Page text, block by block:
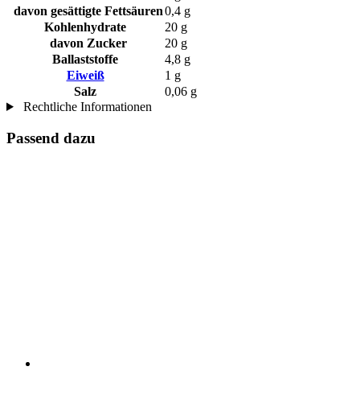
davon gesättigte Fettsäuren0,4 g
Kohlenhydrate
20 g
davon Zucker
20 g
Ballaststoffe
4,8 g
Eiweiß
1 g
Salz
0,06 g
Rechtliche Informationen
Passend dazu